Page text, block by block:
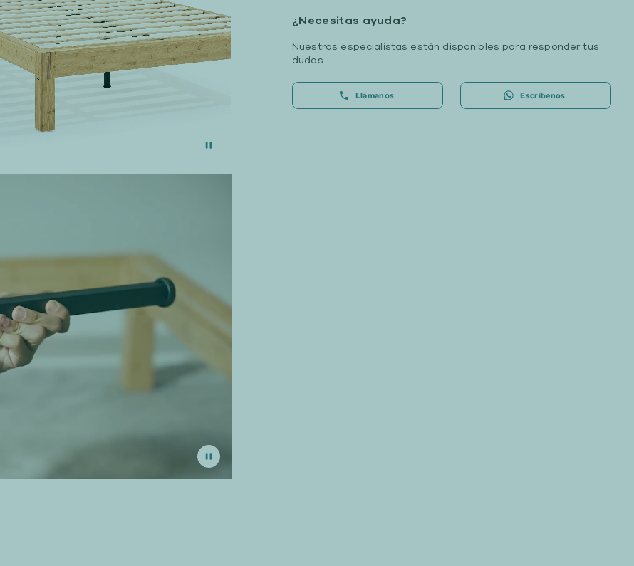
¿Necesitas ayuda?
Nuestros especialistas están disponibles para responder tus
dudas.
Llámanos Escríbenos